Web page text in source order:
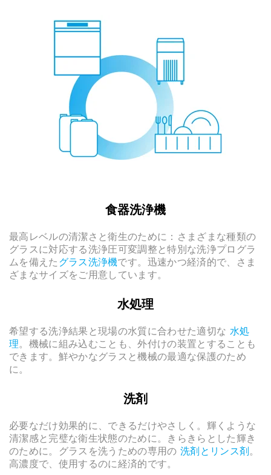
食器洗浄機
最高レベルの清潔さと衛生のために：さまざまな種類の
グラスに対応する洗浄圧可変調整と特別な洗浄プログラ
ムを備えた グラス洗浄機です。迅速かつ経済的で、さま
ざまなサイズをご用意しています。
水処理
希望する洗浄結果と現場の水質に合わせた適切な 水処
理。機械に組み込むことも、外付けの装置とすることも
できます。鮮やかなグラスと機械の最適な保護のため
に。
洗剤
必要なだけ効果的に、できるだけやさしく。輝くような
清潔感と完璧な衛生状態のために。きらきらとした輝き
のために。グラスを洗うための専用の洗剤とリンス剤。
高濃度で、使用するのに経済的です。